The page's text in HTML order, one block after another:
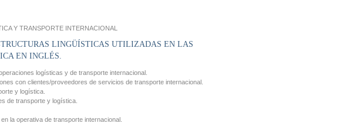
Y TRANSPORTE INTERNACIONAL
LINGÜÍSTICAS UTILIZADAS EN LAS
EN INGLÉS.
logísticas y de transporte internacional.
con clientes/proveedores de servicios de transporte internacional.
y logística.
de transporte y logística.
la operativa de transporte internacional.